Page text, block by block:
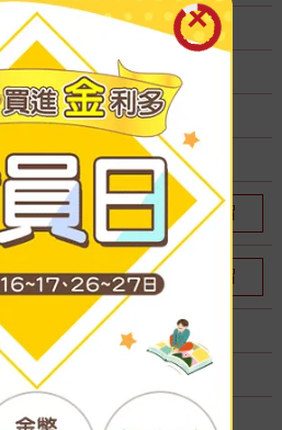
無庫存
無庫存
無庫存
無庫存
2 我要預留
1 我要預留
無庫存
無庫存
無庫存